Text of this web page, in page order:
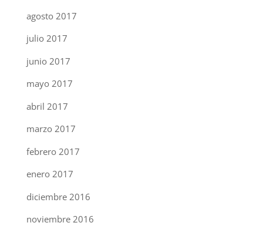
agosto 2017
julio 2017
junio 2017
mayo 2017
abril 2017
marzo 2017
febrero 2017
enero 2017
diciembre 2016
noviembre 2016